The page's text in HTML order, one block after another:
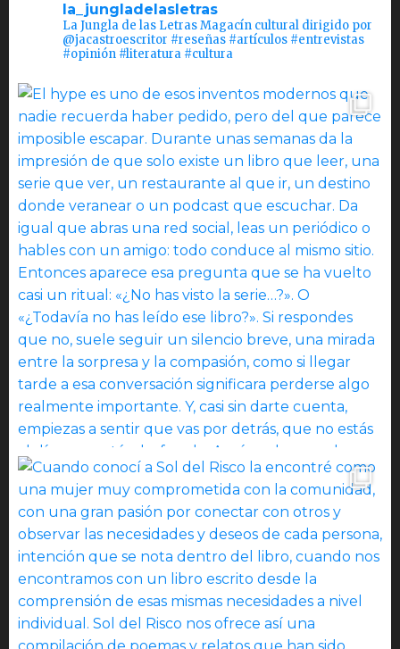
la_jungladelasletras
La Jungla de las Letras Magacín cultural dirigido por
@jacastroescritor #reseñas #artículos #entrevistas
#opinión #literatura #cultura